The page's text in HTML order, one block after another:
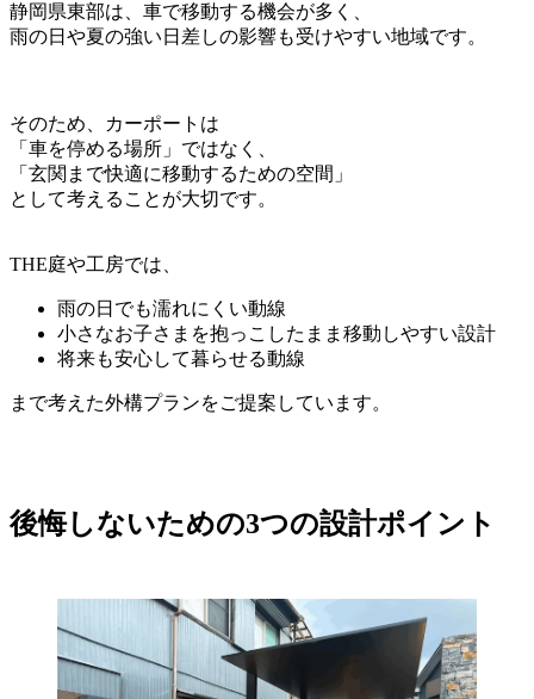
静岡県東部は、車で移動する機会が多く、
雨の日や夏の強い日差しの影響も受けやすい地域です。
そのため、カーポートは
「車を停める場所」ではなく、
「玄関まで快適に移動するための空間」
として考えることが大切です。
THE庭や工房では、
雨の日でも濡れにくい動線
小さなお子さまを抱っこしたまま移動しやすい設計
将来も安心して暮らせる動線
まで考えた外構プランをご提案しています。
後悔しないための3つの設計ポイント